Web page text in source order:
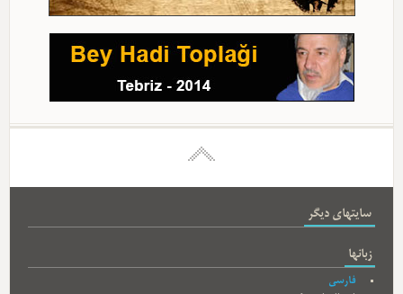
سایتهای دیگر
زبانها
فارسی